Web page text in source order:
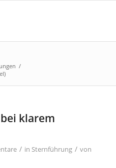
/
klarem
/ in Sternführung / von